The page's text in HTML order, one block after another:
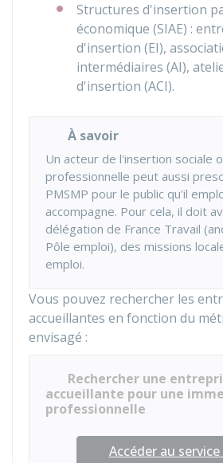
Structures d'insertion
économique (SIAE) :
d'insertion (EI),
intermédiaires (AI),
d'insertion (ACI).
À savoir
Un acteur de l'insertion sociale
professionnelle peut aussi
PMSMP pour le public qu'il
accompagne. Pour cela, il doit
délégation de France Travail
Pôle emploi), des missions
emploi.
Vous pouvez rechercher les
accueillantes en fonction du
envisagé :
Rechercher une
accueillante pour une
professionnelle
Accéder au